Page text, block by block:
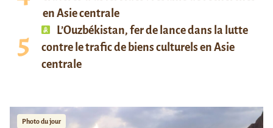
en Asie centrale
L’Ouzbékistan, fer de lance dans la lutte
contre le trafic de biens culturels en Asie
centrale
Photo du jour